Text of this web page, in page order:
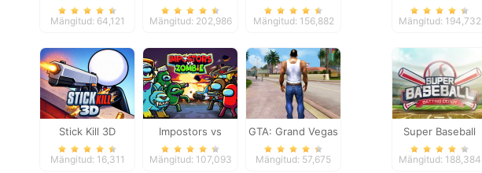
Zombie Shooter
Mängitud: 64,121 Mängitud: 202,986
Defense Online
Mängitud: 156,882
Stick Kill 3D
Mängitud: 16,311
Impostors vs
Zombies: Survival
Mängitud: 107,093
GTA: Grand Vegas
Crime
Mängitud: 57,675
Mängitud: 194,732
Super Baseball
Mängitud: 188,384